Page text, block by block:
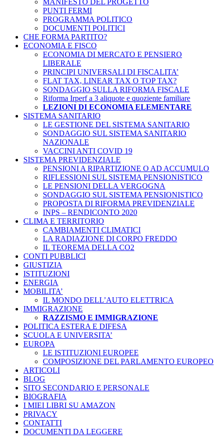
MANIFESTO DEL PROGETTO
PUNTI FERMI
PROGRAMMA POLITICO
DOCUMENTI POLITICI
CHE FORMA PARTITO?
ECONOMIA E FISCO
ECONOMIA DI MERCATO E PENSIERO
LIBERALE
PRINCIPI UNIVERSALI DI FISCALITA’
FLAT TAX, LINEAR TAX O TOP TAX?
SONDAGGIO SULLA RIFORMA FISCALE
Riforma Irperf a 3 aliquote e quoziente familiare
LEZIONI DI ECONOMIA ELEMENTARE
SISTEMA SANITARIO
LE GESTIONE DEL SISTEMA SANITARIO
SONDAGGIO SUL SISTEMA SANITARIO
NAZIONALE
VACCINI ANTI COVID 19
SISTEMA PREVIDENZIALE
PENSIONI A RIPARTIZIONE O AD ACCUMULO
RIFLESSIONI SUL SISTEMA PENSIONISTICO
LE PENSIONI DELLA VERGOGNA
SONDAGGIO SUL SISTEMA PENSIONISTICO
PROPOSTA DI RIFORMA PREVIDENZIALE
INPS – RENDICONTO 2020
CLIMA E TERRITORIO
CAMBIAMENTI CLIMATICI
LA RADIAZIONE DI CORPO FREDDO
IL TEOREMA DELLA CO2
CONTI PUBBLICI
GIUSTIZIA
ISTITUZIONI
ENERGIA
MOBILITA’
IL MONDO DELL’AUTO ELETTRICA
IMMIGRAZIONE
RAZZISMO E IMMIGRAZIONE
POLITICA ESTERA E DIFESA
SCUOLA E UNIVERSITA’
EUROPA
LE ISTITUZIONI EUROPEE
COMPOSIZIONE DEL PARLAMENTO EUROPEO
ARTICOLI
BLOG
SITO SECONDARIO E PERSONALE
BIOGRAFIA
I MIEI LIBRI SU AMAZON
PRIVACY
CONTATTI
DOCUMENTI DA LEGGERE